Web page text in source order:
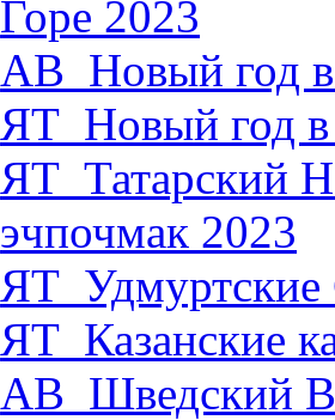
Горе 2023
АВ_Новый год
ЯТ_Новый год в
ЯТ_Татарский
эчпочмак 2023
ЯТ_Казанские
АВ_Шведский